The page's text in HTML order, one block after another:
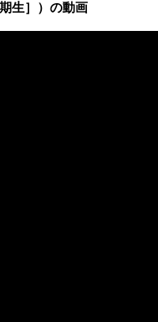
生］）の動画